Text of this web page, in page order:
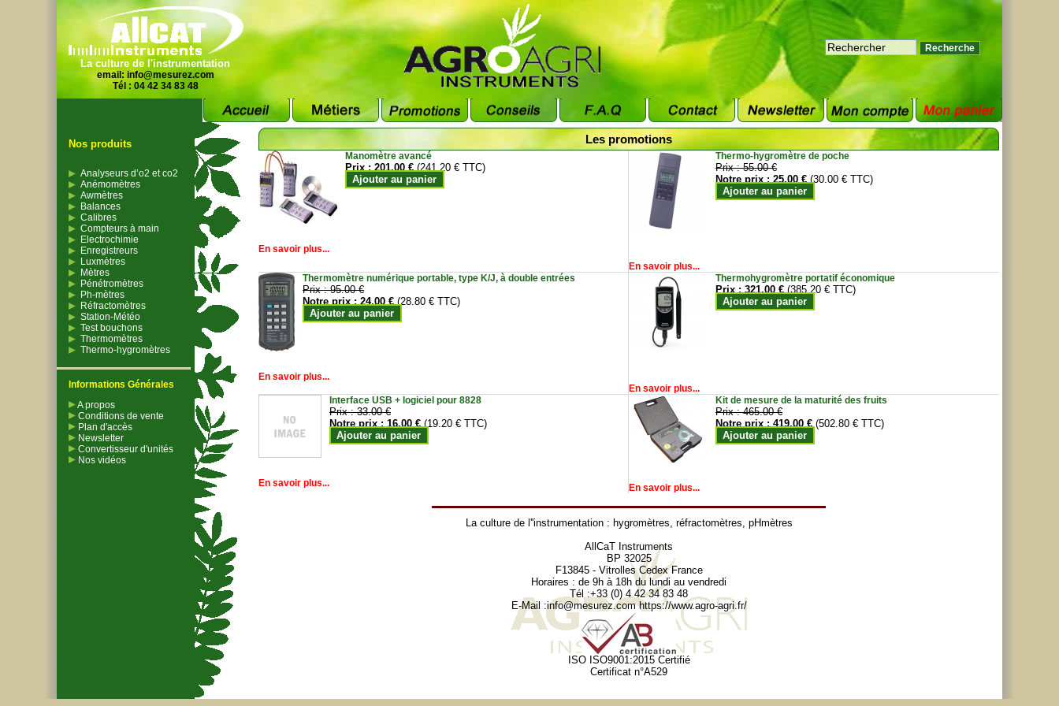
La culture de l'instrumentation
email: info@mesurez.com
Tél : 04 42 34 83 48
Nos produits
Analyseurs d’o2 et co2
Anémomètres
Awmètres
Balances
Calibres
Compteurs à main
Electrochimie
Enregistreurs
Luxmètres
Mètres
Pénétromètres
Ph-mètres
Réfractomètres
Station-Météo
Test bouchons
Thermomètres
Thermo-hygromètres
Informations Générales
A propos
Conditions de vente
Plan d'accès
Newsletter
Convertisseur d'unités
Nos vidéos
Les promotions
Manomètre avancé
Prix :201.00 € (241.20 € TTC)
Ajouter au panier
En savoir plus...
Thermo-hygromètre de poche
Prix :55.00 €
Notre prix :25.00 € (30.00 € TTC)
Ajouter au panier
En savoir plus...
Thermomètre numérique portable, type K/J, à double entrées
Prix :95.00 €
Notre prix :24.00 € (28.80 € TTC)
Ajouter au panier
En savoir plus...
Thermohygromètre portatif économique
Prix :321.00 € (385.20 € TTC)
Ajouter au panier
En savoir plus...
Interface USB + logiciel pour 8828
Prix :33.00 €
Notre prix :16.00 € (19.20 € TTC)
Ajouter au panier
En savoir plus...
Kit de mesure de la maturité des fruits
Prix :465.00 €
Notre prix :419.00 € (502.80 € TTC)
Ajouter au panier
En savoir plus...
La culture de l''instrumentation : hygromètres, réfractomètres, pHmètres
AllCaT Instruments
BP 32025
F13845 - Vitrolles Cedex France
Horaires : de 9h à 18h du lundi au vendredi
Tél :+33 (0) 4 42 34 83 48
E-Mail :info@mesurez.com https://www.agro-agri.fr/
ISO ISO9001:2015 Certifié
Certificat n°A529